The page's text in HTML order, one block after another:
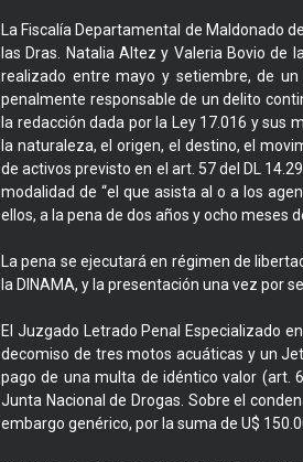
La Fiscalía Departamental de Maldonado
las Dras. Natalia Altez y Valeria Bovio de
realizado entre mayo y setiembre, de
penalmente responsable de un delito
la redacción dada por la Ley 17.016 y sus
la naturaleza, el origen, el destino, el
de activos previsto en el art. 57 del DL
modalidad de “el que asista al o a los
ellos, a la pena de dos años y ocho meses
La pena se ejecutará en régimen de
la DINAMA, y la presentación una vez por
El Juzgado Letrado Penal Especializado
decomiso de tres motos acuáticas y un
pago de una multa de idéntico valor (art.
Junta Nacional de Drogas. Sobre el
embargo genérico, por la suma de U$